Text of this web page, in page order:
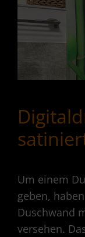
Um einem
geben,
Duschwand
versehen.